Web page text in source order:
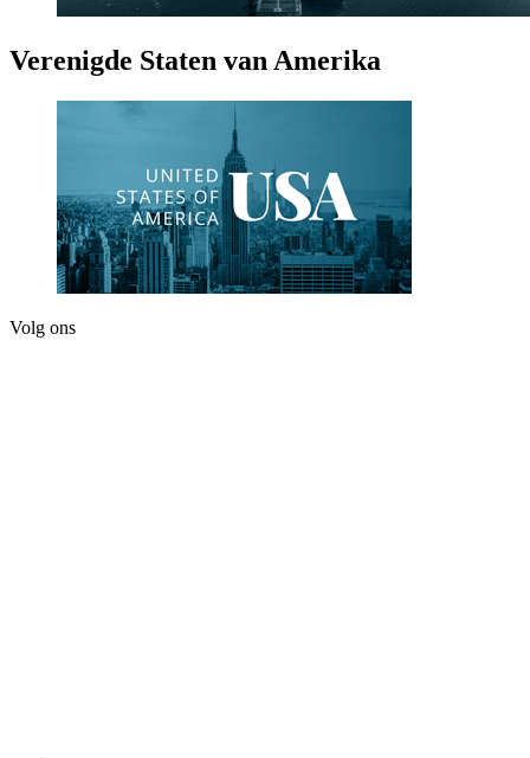
Verenigde Staten van Amerika
Volg ons